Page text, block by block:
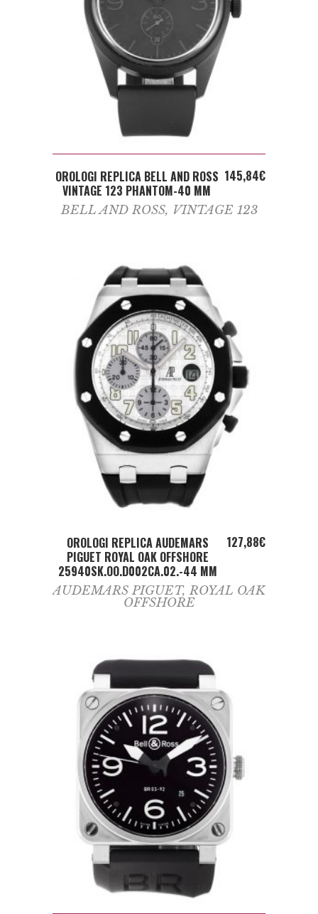
ADD TO CART
OROLOGI REPLICA BELL AND ROSS
VINTAGE 123 PHANTOM-40 MM
145,84€
BELL AND ROSS, VINTAGE 123
ADD TO CART
OROLOGI REPLICA AUDEMARS
PIGUET ROYAL OAK OFFSHORE
25940SK.OO.D002CA.02.-44 MM
127,88€
AUDEMARS PIGUET, ROYAL OAK
OFFSHORE